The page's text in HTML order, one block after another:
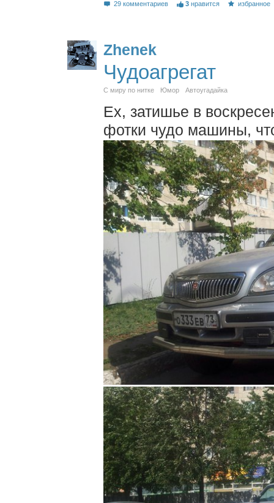
29 комментариев 3 нравится избранное
Zhenek
Чудоагрегат
С миру по нитке Юмор Автоугадайка
Ех, затишье в
фотки чудо машины,